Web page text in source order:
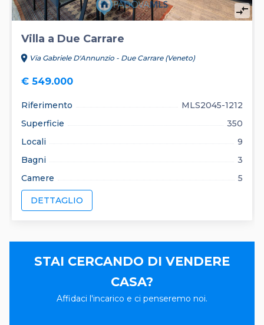
compare_arrows
Villa a Due Carrare
location_on Via Gabriele D'Annunzio - Due Carrare (Veneto)
€ 549.000
Riferimento
MLS2045-1212
Superficie
350
Locali
9
Bagni
3
Camere
5
DETTAGLIO
STAI CERCANDO DI VENDERE
CASA?
Affidaci l'incarico e ci penseremo noi.